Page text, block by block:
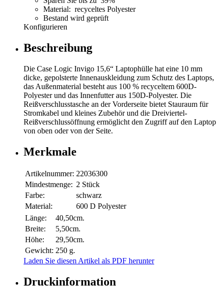
Material: recyceltes Polyester
Bestand wird geprüft
Konfigurieren
Beschreibung
Die Case Logic Invigo 15,6“ Laptophülle hat eine 10 mm
dicke, gepolsterte Innenauskleidung zum Schutz des Laptops,
das Außenmaterial besteht aus 100 % recyceltem 600D-
Polyester und das Innenfutter aus 150D-Polyester. Die
Reißverschlusstasche an der Vorderseite bietet Stauraum für
Stromkabel und kleines Zubehör und die Dreiviertel-
Reißverschlussöffnung ermöglicht den Zugriff auf den Laptop
von oben oder von der Seite.
Merkmale
Artikelnummer: 22036300
Mindestmenge: 2 Stück
Farbe:
schwarz
Material:
600 D Polyester
Länge:
40,50cm.
Breite:
5,50cm.
Höhe:
29,50cm.
Gewicht: 250 g.
Laden Sie diesen Artikel als PDF herunter
Druckinformation